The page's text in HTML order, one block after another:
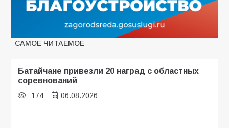
САМОЕ ЧИТАЕМОЕ
Батайчане привезли 20 наград с областных
соревнований
174 06.08.2026